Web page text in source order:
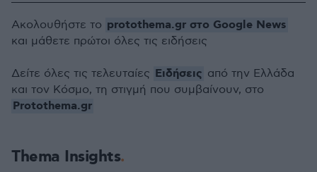
Thema Insights
Ακολουθήστε το protothema.gr στο Google News
και μάθετε πρώτοι όλες τις ειδήσεις
Δείτε όλες τις τελευταίες Ειδήσεις από την Ελλάδα
και τον Κόσμο, τη στιγμή που συμβαίνουν, στο
Protothema.gr